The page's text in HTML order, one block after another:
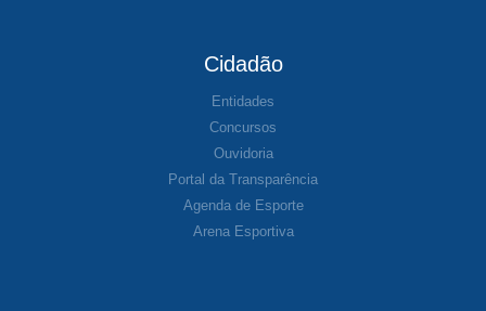
Cidadão
Entidades
Concursos
Ouvidoria
Portal da Transparência
Agenda de Esporte
Arena Esportiva